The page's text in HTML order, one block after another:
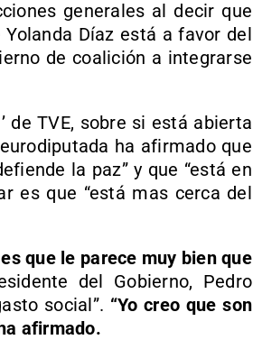
generales al decir que
Díaz está a favor del
de coalición a integrarse
de TVE, sobre si está abierta
ha afirmado que
la paz” y que “está en
es que “está mas cerca del
que le parece muy bien que
del Gobierno, Pedro
social”. “Yo creo que son
afirmado.